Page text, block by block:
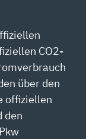
CO2-
über den
offiziellen
den